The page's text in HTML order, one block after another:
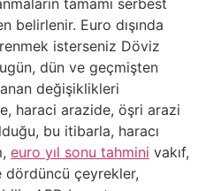
belirlenir. Euro dışında
isterseniz Döviz
dün ve geçmişten
değişiklikleri
haraci arazide, öşri arazi
bu itibarla, haracı
euro yıl sonu tahmini vakıf,
dördüncü çeyrekler,